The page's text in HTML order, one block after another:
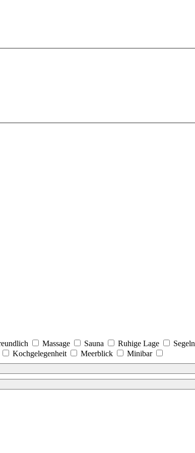
Massage Sauna Ruhige Lage Segeln
Kochgelegenheit Meerblick Minibar